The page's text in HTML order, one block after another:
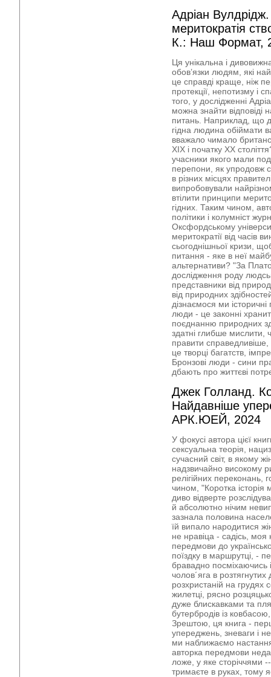
Адріан
меритократія
К.: Наш Формат,
Ця унікальна і
обов’язки людям, які
це справді краще, ніж
протекції, непотизму і
того, у дослідженні
можна знайти
питань. Наприклад, що
гідна людина обіймати
вважало чимало
ХІХ і початку ХХ
учасники якого мали
перепони, як упродовж
в різних місцях
випробовували
втілити принципи
гідних. Таким чином,
політики і колумніст
Оксфордському
меритократії від часів
сьогоднішньої кризи,
питання - яке в неї
альтернативи? "За
дослідження роду
представники від
від природних
дізнаємося ми історичні
люди - це законні
поєднанню природних
здатні глибше мислити,
правити
це творці багатств,
Бронзові люди - сини
дбають про життєві
Джек Голланд.
Найдавніше
АРК.ЮЕЙ, 2024
У фокусі автора цієї
сексуальна теорія,
сучасний світ, в якому
надзвичайно високому
релігійних переконань,
чином, "Коротка історія
диво відверте
й абсолютно нічим
зазнала половина
їй випало народитися
не нравіца - садісь, моя
передмови до
поїздку в маршрутці, -
бравадно посміхаючись
чолов´яга в
розхристаній на грудях
жилетці, рясно
дуже блискавками та
бутербродів із
Зрештою, ця книга -
упереджень, зневаги і
ми наближаємо настання
авторка передмови
ложе, у яке сторіччями
тримаєте в руках, тому